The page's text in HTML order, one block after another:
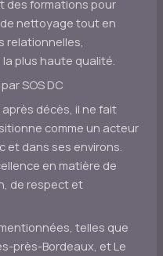
des formations pour
nettoyage tout en
relationnelles,
plus haute qualité.
SOS DC
décès, il ne fait
comme un acteur
et dans ses environs.
en matière de
de respect et
telles que
près-Bordeaux, et Le